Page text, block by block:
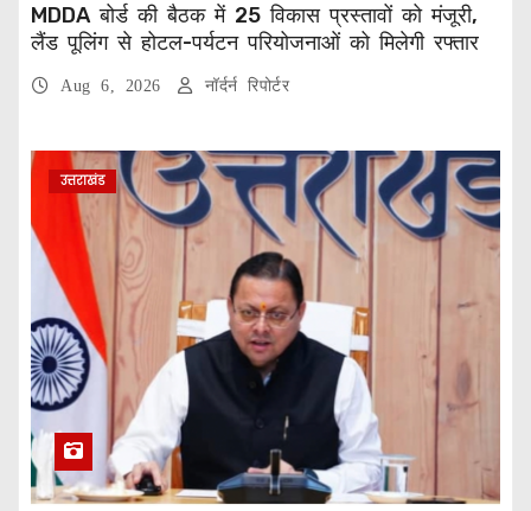
MDDA बोर्ड की बैठक में 25 विकास प्रस्तावों को मंजूरी,
लैंड पूलिंग से होटल-पर्यटन परियोजनाओं को मिलेगी रफ्तार
Aug 6, 2026 नॉर्दर्न रिपोर्टर
उत्तराखंड